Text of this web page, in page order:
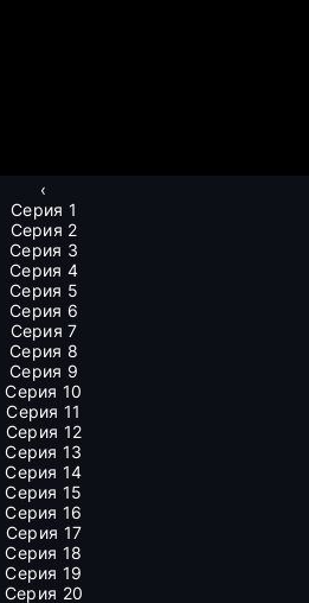
‹
Серия 1
Серия 2
Серия 3
Серия 4
Серия 5
Серия 6
Серия 7
Серия 8
Серия 9
Серия 10
Серия 11
Серия 12
Серия 13
Серия 14
Серия 15
Серия 16
Серия 17
Серия 18
Серия 19
Серия 20